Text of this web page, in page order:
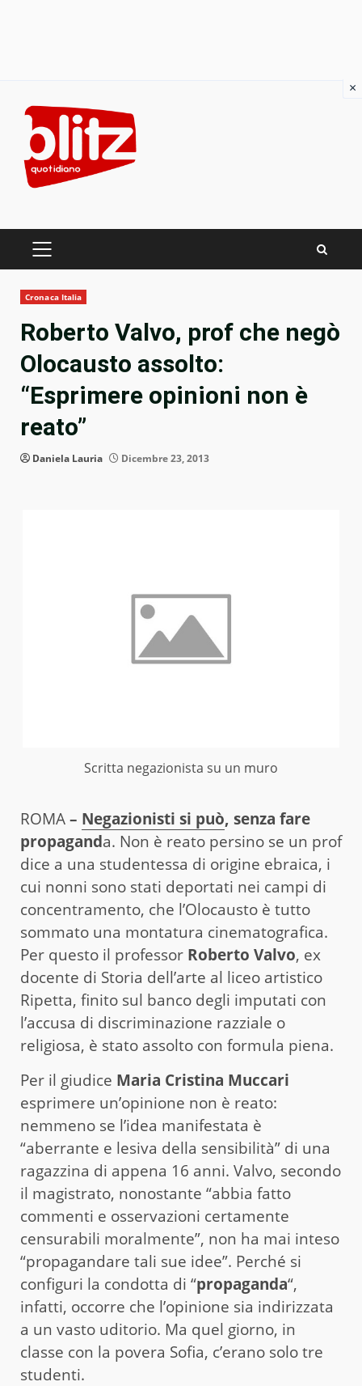
content
PRIMARY
Cronaca Italia
Roberto Valvo, prof che negò
Olocausto assolto:
“Esprimere opinioni non è
reato”
Daniela Lauria Dicembre 23, 2013
Scritta negazionista su un muro
ROMA– Negazionisti si può, senza fare
propaganda. Non è reato persino se un prof
dice a una studentessa di origine ebraica, i
cui nonni sono stati deportati nei campi di
concentramento, che l’Olocausto è tutto
sommato una montatura cinematografica.
Per questo il professor Roberto Valvo, ex
docente di Storia dell’arte al liceo artistico
Ripetta, finito sul banco degli imputati con
l’accusa di discriminazione razziale o
religiosa, è stato assolto con formula piena.
Per il giudice Maria Cristina Muccari
esprimere un’opinione non è reato:
nemmeno se l’idea manifestata è
“aberrante e lesiva della sensibilità” di una
ragazzina di appena 16 anni. Valvo, secondo
il magistrato, nonostante “abbia fatto
commenti e osservazioni certamente
censurabili moralmente”, non ha mai inteso
“propagandare tali sue idee”. Perché si
configuri la condotta di “propaganda“,
infatti, occorre che l’opinione sia indirizzata
a un vasto uditorio. Ma quel giorno, in
classe con la povera Sofia, c’erano solo tre
studenti.
×